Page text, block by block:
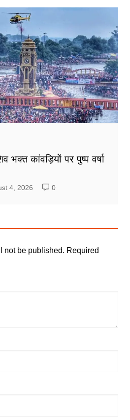
भक्त कांवड़ियों पर पुष्प वर्षा
4, 2026 0
not be published. Required